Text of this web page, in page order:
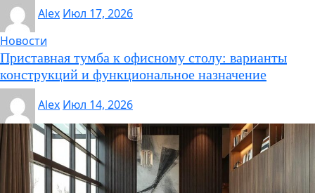
Alex Июл 17, 2026
Новости
Приставная тумба к офисному столу: варианты
конструкций и функциональное назначение
Alex Июл 14, 2026